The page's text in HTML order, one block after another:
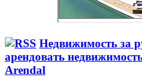
Недвижимость за
арендовать
Arendal